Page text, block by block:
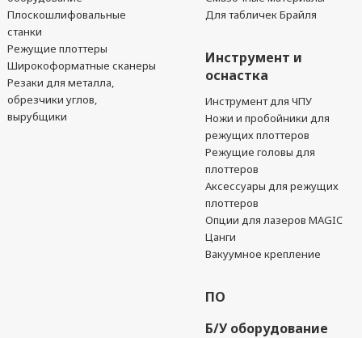
Плоскошлифовальные
станки
Режущие плоттеры
Широкоформатные сканеры
Резаки для металла,
обрезчики углов,
вырубщики
Для табличек Брайля
Инструмент и
оснастка
Инструмент для ЧПУ
Ножи и пробойники для
режущих плоттеров
Режущие головы для
плоттеров
Аксессуары для режущих
плоттеров
Опции для лазеров MAGIC
Цанги
Вакуумное крепление
ПО
Б/У оборудование